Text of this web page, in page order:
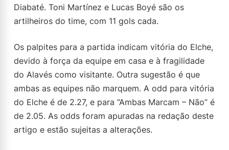
Diabaté. Toni Martínez e Lucas Boyé são os
artilheiros do time, com 11 gols cada.
Os palpites para a partida indicam vitória do Elche,
devido à força da equipe em casa e à fragilidade
do Alavés como visitante. Outra sugestão é que
ambas as equipes não marquem. A odd para vitória
do Elche é de 2.27, e para “Ambas Marcam – Não” é
de 2.05. As odds foram apuradas na redação deste
artigo e estão sujeitas a alterações.